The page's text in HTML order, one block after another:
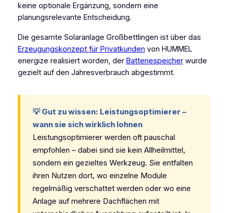
keine optionale Ergänzung, sondern eine
planungsrelevante Entscheidung.
Die gesamte Solaranlage Großbettlingen ist über das
Erzeugungskonzept für Privatkunden von HUMMEL
energize realisiert worden, der Batteriespeicherwurde
gezielt auf den Jahresverbrauch abgestimmt.
💡 Gut zu wissen: Leistungsoptimierer –
wann sie sich wirklich lohnen
Leistungsoptimierer werden oft pauschal
empfohlen – dabei sind sie kein Allheilmittel,
sondern ein gezieltes Werkzeug. Sie entfalten
ihren Nutzen dort, wo einzelne Module
regelmäßig verschattet werden oder wo eine
Anlage auf mehrere Dachflächen mit